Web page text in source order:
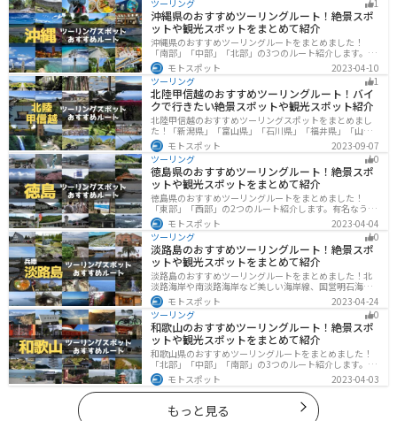
ツーリング 1
沖縄県のおすすめツーリングルート！絶景スポ
ットや観光スポットをまとめて紹介
沖縄県のおすすめツーリングルートをまとめました！
「南部」「中部」「北部」の3つのルート紹介します。美
しいビーチや歴史と文化に溢れたスポットが多数あり、
様々な楽しみ方ができます。バイクで沖縄県にツーリン
グに行く際は参考にしてください。
モトスポット
2023-04-10
ツーリング
1
北陸甲信越のおすすめツーリングルート！バイ
クで行きたい絶景スポットや観光スポット紹介
北陸甲信越のおすすめツーリングスポットをまとめまし
た！「新潟県」「富山県」「石川県」「福井県」「山梨
県」「長野県」の各県の観光地紹介します。自然豊かな
山々や湖、温泉地が点在し、四季折々の景色を楽しめる
スポットが多数あります。バイクで北陸甲信越にツーリ
ングに行く際は参考にしてください。
モトスポット
2023-09-07
ツーリング
0
徳島県のおすすめツーリングルート！絶景スポ
ットや観光スポットをまとめて紹介
徳島県のおすすめツーリングルートをまとめました！
「東部」「西部」の2つのルート紹介します。有名なうず
しおや山を中心とした自然豊かなスポットが多数ありま
す。バイクで徳島県にツーリングに行く際は参考にして
ください。
モトスポット
2023-04-04
ツーリング
0
淡路島のおすすめツーリングルート！絶景スポ
ットや観光スポットをまとめて紹介
淡路島のおすすめツーリングルートをまとめました！北
淡路海岸や南淡路海岸など美しい海岸線、国営明石海峡
公園や淡路夢舞台など、自然とアートが融合した施設も
多数あります。バイクで淡路島にツーリングに行く際は
参考にしてください。
モトスポット
2023-04-24
ツーリング
0
和歌山のおすすめツーリングルート！絶景スポ
ットや観光スポットをまとめて紹介
和歌山県のおすすめツーリングルートをまとめました！
「北部」「中部」「南部」の3つのルート紹介します。海
と山に囲まれた自然豊かなエリアが広がり、様々な楽し
み方ができます。バイクで和歌山県にツーリングに行く
際は参考にしてください。
モトスポット 2023-04-03
もっと見る